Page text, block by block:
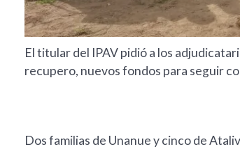
El titular del IPAV pidió a los
recupero, nuevos fondos para seguir
Dos familias de Unanue y cinco de